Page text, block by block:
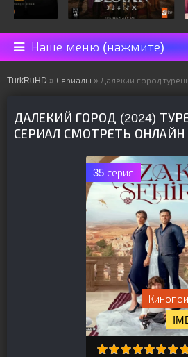
Наше меню (нажмите)
TurkRuHD » Сериалы » Далекий город турецкий сериал на
ДАЛЕКИЙ ГОРОД (2024)
СЕРИАЛ СМОТРЕТЬ ОНЛАЙН
35 серия